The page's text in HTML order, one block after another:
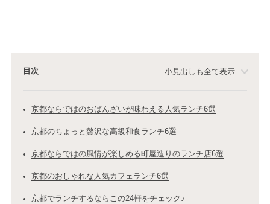
目次 小見出しも全て表示
京都ならではのおばんざいが味わえる人気ランチ6選
京都のちょっと贅沢な高級和食ランチ6選
京都ならではの風情が楽しめる町屋造りのランチ店6選
京都のおしゃれな人気カフェランチ6選
京都でランチするならこの24軒をチェック♪